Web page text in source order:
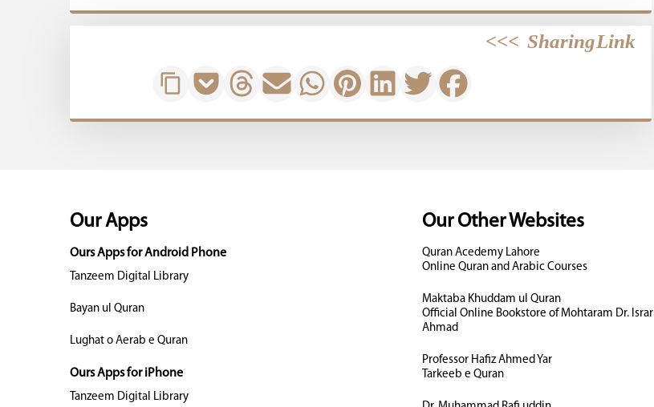
Sharing Link
>>>
Our Other Websites
Quran Acedemy Lahore
Online Quran and Arabic Courses
Maktaba Khuddam ul Quran
Official Online Bookstore of Mohtaram Dr. Israr
Ahmad
Professor Hafiz Ahmed Yar
Tarkeeb e Quran
Our Apps
Ours Apps for Android Phone
Tanzeem Digital Library
Bayan ul Quran
Lughat o Aerab e Quran
Ours Apps for iPhone
Tanzeem Digital Library